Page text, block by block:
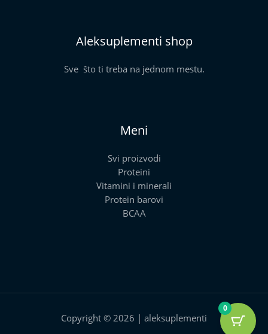
Aleksuplementi shop
Sve što ti treba na jednom mestu.
Meni
Svi proizvodi
Proteini
Vitamini i minerali
Protein barovi
BCAA
Copyright © 2026 | aleksuplementi
0